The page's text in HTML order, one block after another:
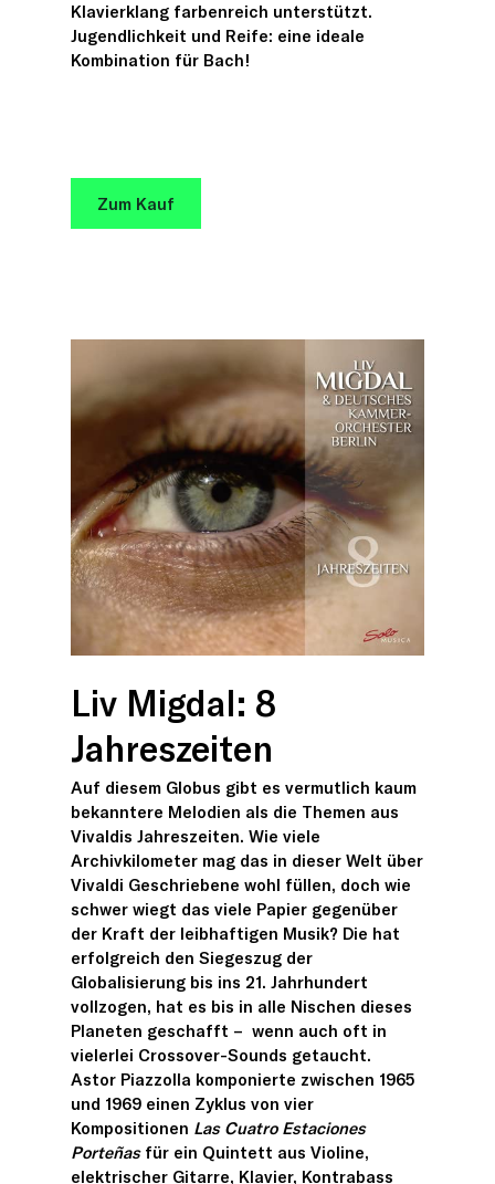
Klavierklang farbenreich unterstützt.
Jugendlichkeit und Reife: eine ideale
Kombination für Bach!
Zum Kauf
Liv Migdal: 8
Jahreszeiten
Auf diesem Globus gibt es vermutlich kaum
bekanntere Melodien als die Themen aus
Vivaldis Jahreszeiten. Wie viele
Archivkilometer mag das in dieser Welt über
Vivaldi Geschriebene wohl füllen, doch wie
schwer wiegt das viele Papier gegenüber
der Kraft der leibhaftigen Musik? Die hat
erfolgreich den Siegeszug der
Globalisierung bis ins 21. Jahrhundert
vollzogen, hat es bis in alle Nischen dieses
Planeten geschafft – wenn auch oft in
vielerlei Crossover-Sounds getaucht.
Astor Piazzolla komponierte zwischen 1965
und 1969 einen Zyklus von vier
Kompositionen Las Cuatro Estaciones
Porteñas für ein Quintett aus Violine,
elektrischer Gitarre, Klavier, Kontrabass